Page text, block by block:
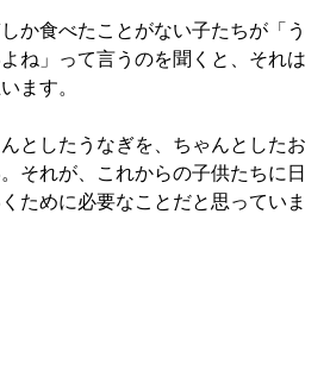
か食べたことがない子たちが「う
ね」って言うのを聞くと、それは
ます。
としたうなぎを、ちゃんとしたお
それが、これからの子供たちに日
ために必要なことだと思っていま